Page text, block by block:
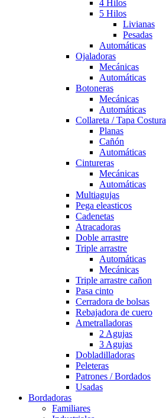
4 Hilos
5 Hilos
Livianas
Pesadas
Automáticas
Ojaladoras
Mecánicas
Automáticas
Botoneras
Mecánicas
Automáticas
Collareta / Tapa Costura
Planas
Cañón
Automáticas
Cintureras
Mecánicas
Automáticas
Multiagujas
Pega eleasticos
Cadenetas
Atracadoras
Doble arrastre
Triple arrastre
Automáticas
Mecánicas
Triple arrastre cañon
Pasa cinto
Cerradora de bolsas
Rebajadora de cuero
Ametralladoras
2 Agujas
3 Agujas
Dobladilladoras
Peleteras
Patrones / Bordados
Usadas
Bordadoras
Familiares